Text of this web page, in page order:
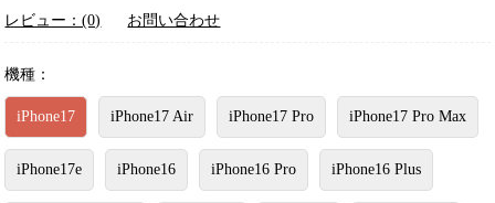
レビュー：(0) お問い合わせ
機種：
iPhone17 iPhone17 Air iPhone17 Pro iPhone17 Pro Max
iPhone17e iPhone16 iPhone16 Pro iPhone16 Plus